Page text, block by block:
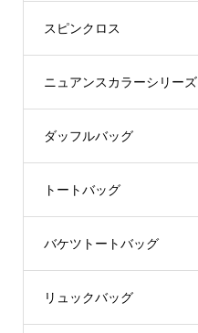
スピンクロス
ニュアンスカラーシリーズ
ダッフルバッグ
トートバッグ
バケツトートバッグ
リュックバッグ